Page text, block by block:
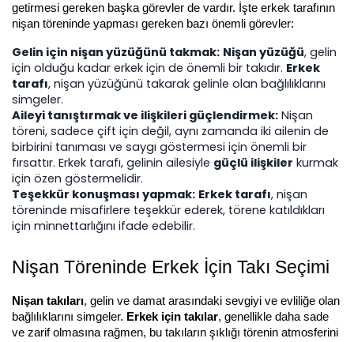
getirmesi gereken başka görevler de vardır. İşte erkek tarafının
nişan töreninde yapması gereken bazı önemli görevler:
Gelin için nişan yüzüğünü takmak: Nişan yüzüğü, gelin
için olduğu kadar erkek için de önemli bir takıdır. Erkek
tarafı, nişan yüzüğünü takarak gelinle olan bağlılıklarını
simgeler.
Aileyi tanıştırmak ve ilişkileri güçlendirmek: Nişan
töreni, sadece çift için değil, aynı zamanda iki ailenin de
birbirini tanıması ve saygı göstermesi için önemli bir
fırsattır. Erkek tarafı, gelinin ailesiyle güçlü ilişkiler kurmak
için özen göstermelidir.
Teşekkür konuşması yapmak: Erkek tarafı, nişan
töreninde misafirlere teşekkür ederek, törene katıldıkları
için minnettarlığını ifade edebilir.
Nişan Töreninde Erkek İçin Takı Seçimi
Nişan takıları, gelin ve damat arasındaki sevgiyi ve evliliğe olan
bağlılıklarını simgeler. Erkek için takılar, genellikle daha sade
ve zarif olmasına rağmen, bu takıların şıklığı törenin atmosferini